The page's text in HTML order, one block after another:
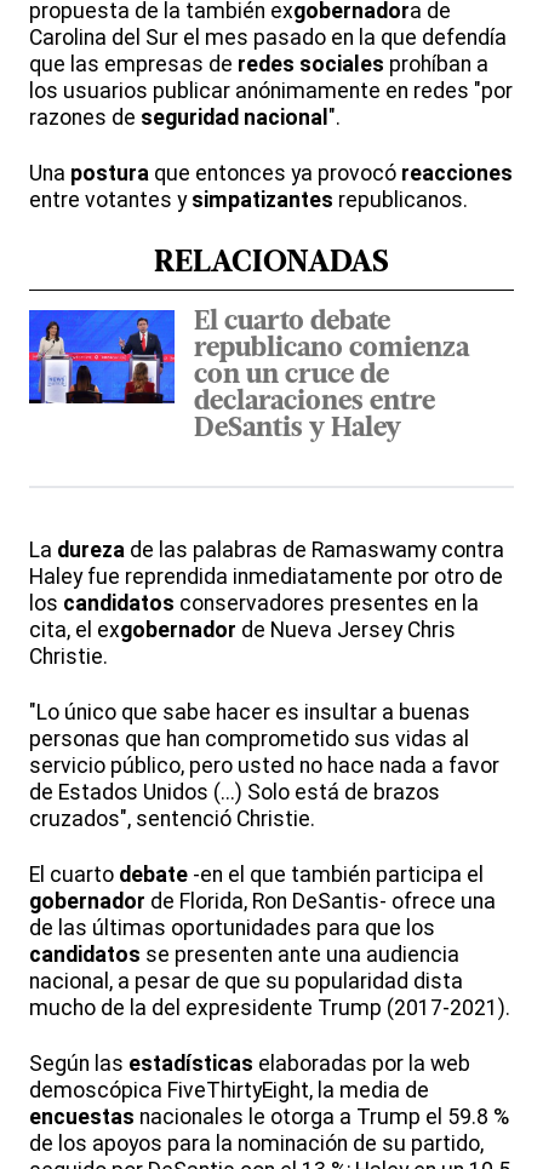
propuesta de la también exgobernadora de
Carolina del Sur el mes pasado en la que defendía
que las empresas de redes sociales prohíban a
los usuarios publicar anónimamente en redes "por
razones de seguridad nacional ".
Una postura que entonces ya provocó reacciones
entre votantes y simpatizantes republicanos.
RELACIONADAS
El cuarto debate
republicano comienza
con un cruce de
declaraciones entre
DeSantis y Haley
La dureza de las palabras de Ramaswamy contra
Haley fue reprendida inmediatamente por otro de
los candidatos conservadores presentes en la
cita, el exgobernador de Nueva Jersey Chris
Christie.
"Lo único que sabe hacer es insultar a buenas
personas que han comprometido sus vidas al
servicio público, pero usted no hace nada a favor
de Estados Unidos (...) Solo está de brazos
cruzados", sentenció Christie.
El cuarto debate -en el que también participa el
gobernador de Florida, Ron DeSantis- ofrece una
de las últimas oportunidades para que los
candidatos se presenten ante una audiencia
nacional, a pesar de que su popularidad dista
mucho de la del expresidente Trump (2017-2021).
Según las estadísticas elaboradas por la web
demoscópica FiveThirtyEight, la media de
encuestas nacionales le otorga a Trump el 59.8 %
de los apoyos para la nominación de su partido,